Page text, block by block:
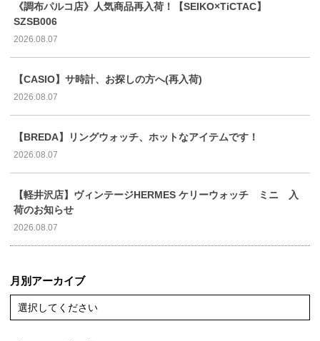
《調布パルコ店》人気商品再入荷！【SEIKO×TiCTAC】
SZSB006
2026.08.07
【CASIO】サ時計、お探しの方へ(再入荷)
2026.08.07
【BREDA】リングウォッチ、ホットなアイテムです！
2026.08.07
【軽井沢店】ヴィンテージHERMES ケリーウォッチ ミニ 入
荷のお知らせ
2026.08.07
月別アーカイブ
選択してください